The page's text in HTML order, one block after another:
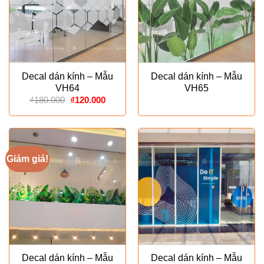
Decal dán kính – Mẫu
VH64
₫180.000 Giá
là:
₫180.000.
₫120.000Giá
tại
là:
₫120.000.
Decal dán kính – Mẫu
VH65
Giảm giá!
Decal dán kính – Mẫu
Decal dán kính – Mẫu